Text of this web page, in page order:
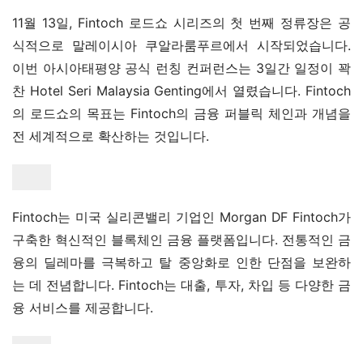
11월 13일, Fintoch 로드쇼 시리즈의 첫 번째 정류장은 공
식적으로 말레이시아 쿠알라룸푸르에서 시작되었습니다.
이번 아시아태평양 공식 런칭 컨퍼런스는 3일간 일정이 꽉
찬 Hotel Seri Malaysia Genting에서 열렸습니다. Fintoch
의 로드쇼의 목표는 Fintoch의 금융 퍼블릭 체인과 개념을
전 세계적으로 확산하는 것입니다.
Fintoch는 미국 실리콘밸리 기업인 Morgan DF Fintoch가
구축한 혁신적인 블록체인 금융 플랫폼입니다. 전통적인 금
융의 딜레마를 극복하고 탈 중앙화로 인한 단점을 보완하
는 데 전념합니다. Fintoch는 대출, 투자, 차입 등 다양한 금
융 서비스를 제공합니다.